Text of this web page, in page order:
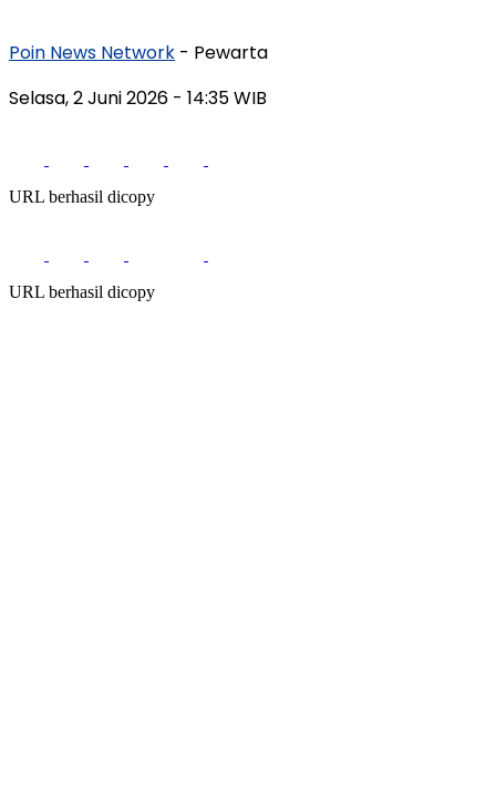
Poin News Network - Pewarta
Selasa, 2 Juni 2026 - 14:35 WIB
URL berhasil dicopy
URL berhasil dicopy